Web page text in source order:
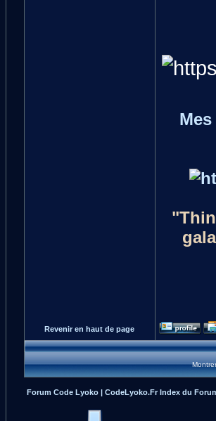
Revenir en haut de page
Forum Code Lyoko | CodeLyoko.Fr Index du